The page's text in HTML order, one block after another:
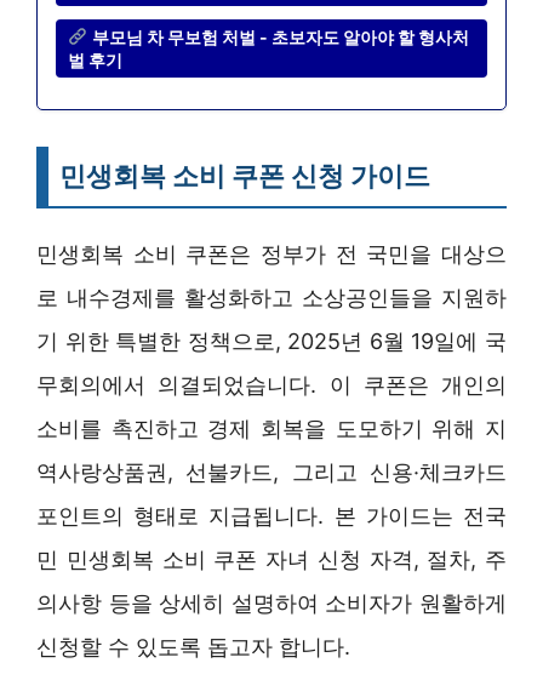
부모님 차 무보험 처벌 - 초보자도 알아야 할 형사처
벌 후기
민생회복 소비 쿠폰 신청 가이드
민생회복 소비 쿠폰은 정부가 전 국민을 대상으
로 내수경제를 활성화하고 소상공인들을 지원하
기 위한 특별한 정책으로, 2025년 6월 19일에 국
무회의에서 의결되었습니다. 이 쿠폰은 개인의
소비를 촉진하고 경제 회복을 도모하기 위해 지
역사랑상품권, 선불카드, 그리고 신용·체크카드
포인트의 형태로 지급됩니다. 본 가이드는 전국
민 민생회복 소비 쿠폰 자녀 신청 자격, 절차, 주
의사항 등을 상세히 설명하여 소비자가 원활하게
신청할 수 있도록 돕고자 합니다.